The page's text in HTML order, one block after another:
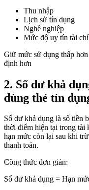
Thu nhập
Lịch sử tín dụng
Nghề nghiệp
Mức độ uy tín tài
Giữ mức sử dụng thấp
định hơn
2. Số dư khả
dùng thẻ tín
Số dư khả dụng là số tiền
thời điểm hiện tại trong tài
hạn mức còn lại sau khi
thanh toán.
Công thức đơn giản:
Số dư khả dụng = Hạn